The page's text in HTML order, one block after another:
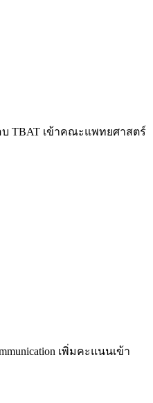
TBAT เข้าคณะแพทยศาสตร์
เพิ่มคะแนนเข้า